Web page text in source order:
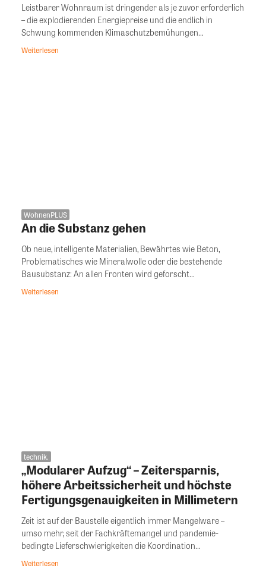
Leistbarer Wohnraum ist dringender als je zuvor erforderlich
– die explodierenden Energiepreise und die endlich in
Schwung kommenden Klimaschutzbemühungen...
Weiterlesen
WohnenPLUS
An die Substanz gehen
Ob neue, intelligente Materialien, Bewährtes wie Beton,
Problematisches wie Mineralwolle oder die bestehende
Bausubstanz: An allen Fronten wird geforscht...
Weiterlesen
technik.
„Modularer Aufzug“ – Zeitersparnis,
höhere Arbeitssicherheit und höchste
Fertigungsgenauigkeiten in Millimetern
Zeit ist auf der Baustelle eigentlich immer Mangelware –
umso mehr, seit der Fachkräftemangel und pandemie-
bedingte Lieferschwierigkeiten die Koordination...
Weiterlesen